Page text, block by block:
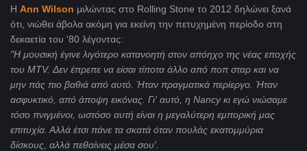
Η Ann Wilson μιλώντας στο Rolling Stone το 2012 δηλώνει ξανά
ότι, νιώθει άβολα ακόμη για εκείνη την πετυχημένη περίοδο στη
δεκαετία του '80 λέγοντας:
"Η μουσική έγινε λιγότερο κατανοητή στον απόηχο της νέας εποχής
του MTV. Δεν έπρεπε να είσαι τίποτα άλλο από ποπ σταρ και να
μην πάς πιο βαθιά από αυτό. Ήταν πραγματικά περίεργο. Ήταν
ασφυκτικό, από άποψη εικόνας. Γι' αυτό, η Νancy κι εγώ νιώσαμε
τόσο πνιγμένοι, ωστόσο αυτή είναι η μεγαλύτερη εμπορική μας
επιτυχία. Αλλά έτσι πάνε τα σκατά όταν πουλάς εκατομμύρια
δίσκους, αλλά πεθαίνεις μέσα σου'.